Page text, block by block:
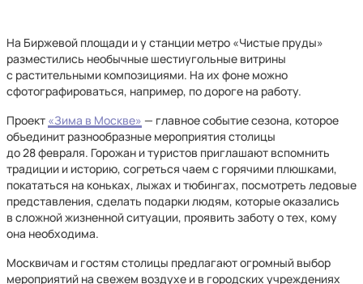
На Биржевой площади и у станции метро «Чистые пруды»
разместились необычные шестиугольные витрины
с растительными композициями. На их фоне можно
сфотографироваться, например, по дороге на работу.
Проект «Зима в Москве» — главное событие сезона, которое
объединит разнообразные мероприятия столицы
до 28 февраля. Горожан и туристов приглашают вспомнить
традиции и историю, согреться чаем с горячими плюшками,
покататься на коньках, лыжах и тюбингах, посмотреть ледовые
представления, сделать подарки людям, которые оказались
в сложной жизненной ситуации, проявить заботу о тех, кому
она необходима.
Москвичам и гостям столицы предлагают огромный выбор
мероприятий на свежем воздухе и в городских учреждениях